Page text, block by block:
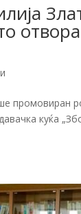
промовиран
куќа